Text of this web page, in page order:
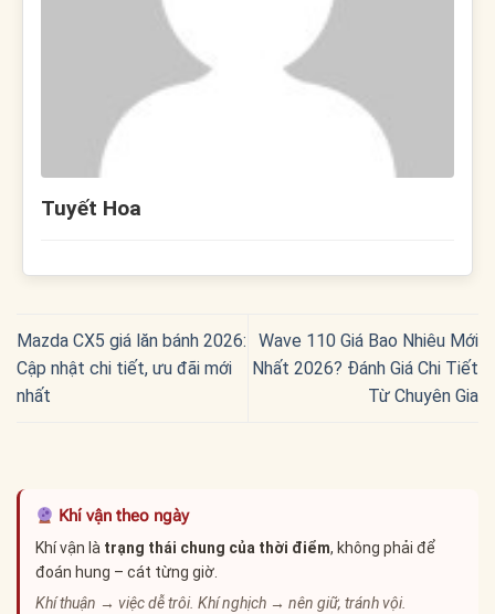
Tuyết Hoa
Mazda CX5 giá lăn bánh 2026:
Cập nhật chi tiết, ưu đãi mới
nhất
Wave 110 Giá Bao Nhiêu Mới
Nhất 2026? Đánh Giá Chi Tiết
Từ Chuyên Gia
Khí vận theo ngày
Khí vận là trạng thái chung của thời điểm, không phải để
đoán hung – cát từng giờ.
Khí thuận → việc dễ trôi. Khí nghịch → nên giữ, tránh vội.